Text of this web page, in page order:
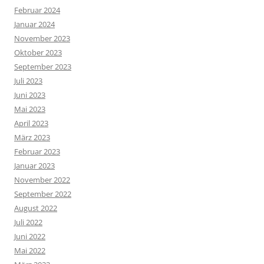
Februar 2024
Januar 2024
November 2023
Oktober 2023
September 2023
Juli 2023
Juni 2023
Mai 2023
April 2023
März 2023
Februar 2023
Januar 2023
November 2022
September 2022
August 2022
Juli 2022
Juni 2022
Mai 2022